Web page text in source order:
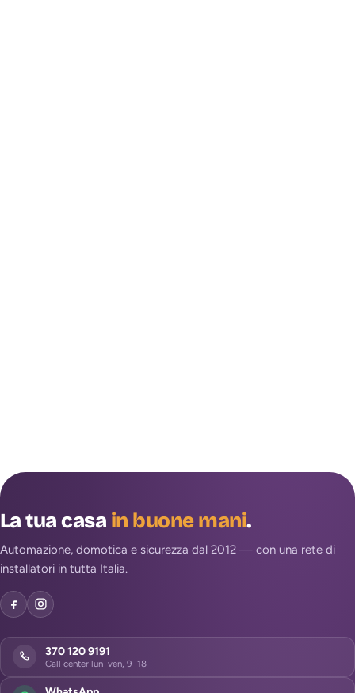
La tua casain buone mani.
Automazione, domotica e sicurezza dal 2012 — con una rete di
installatori in tutta Italia.
370 120 9191
Call center lun–ven, 9–18